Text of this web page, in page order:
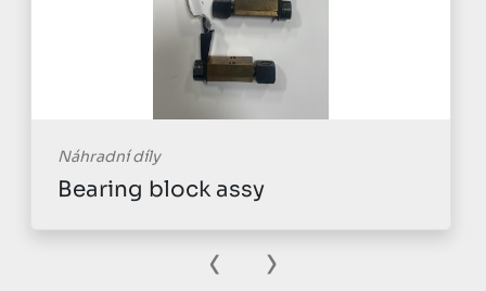
Náhradní díly
Bearing block assy
‹ ›